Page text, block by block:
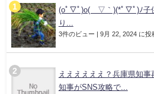
(oﾟ▽ﾟ)o(´▽｀)(*ﾟ▽ﾟ)ﾉ子
り...
3件のビュー | 9月 22, 2024 に投
ええええええ？兵庫県知事
知事がSNS攻略で...